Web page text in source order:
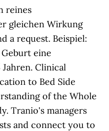
reines
gleichen Wirkung
a request. Beispiel:
eine
Clinical
to Bed Side
of the Whole
Tranio's managers
and connect you to